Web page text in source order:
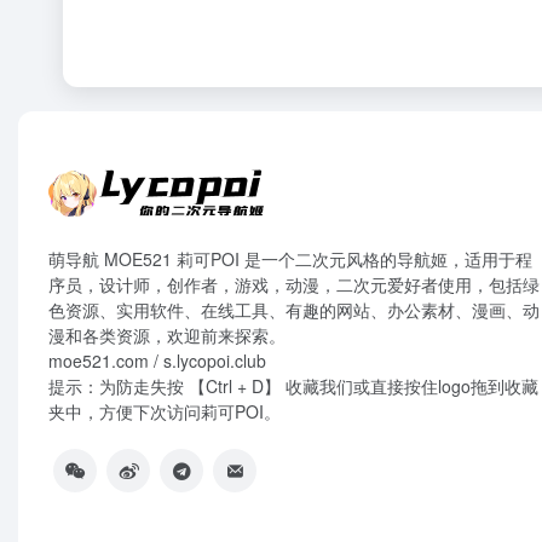
萌导航 MOE521 莉可POI 是一个二次元风格的导航姬，适用于程
序员，设计师，创作者，游戏，动漫，二次元爱好者使用，包括绿
色资源、实用软件、在线工具、有趣的网站、办公素材、漫画、动
漫和各类资源，欢迎前来探索。
moe521.com / s.lycopoi.club
提示：为防走失按 【Ctrl + D】 收藏我们或直接按住logo拖到收藏
夹中，方便下次访问莉可POI。